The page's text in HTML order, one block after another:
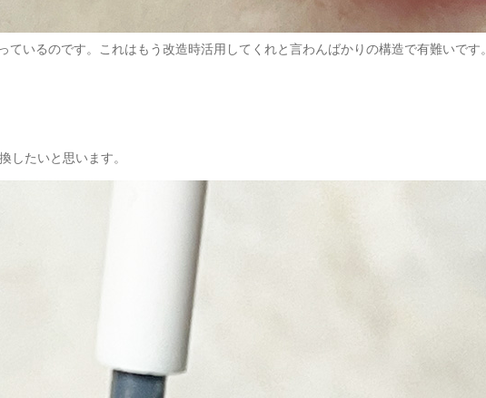
いるのです。これはもう改造時活用してくれと言わんばかりの構造で有難いです。
したいと思います。